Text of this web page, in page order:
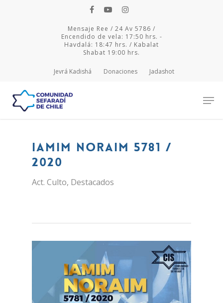
Mensaje Ree / 24 Av 5786 /
Encendido de vela: 17:50 hrs. -
Havdalá: 18:47 hrs. / Kabalat
Shabat 19:00 hrs.
Jevrá Kadishá Donaciones Jadashot
Hit enter to search or ESC to close
Iamim Noraim 5781 /
2020
Act. Culto, Destacados